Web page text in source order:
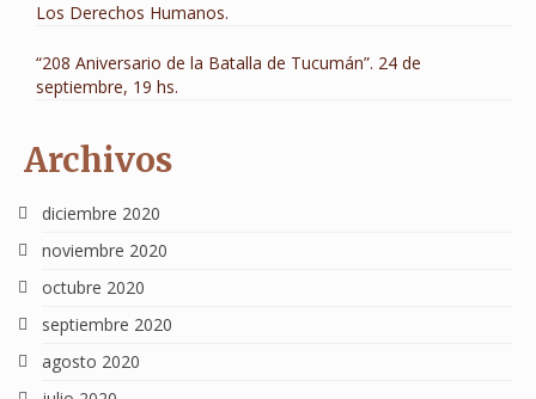
Los Derechos Humanos.
“208 Aniversario de la Batalla de Tucumán”. 24 de
septiembre, 19 hs.
Archivos
diciembre 2020
noviembre 2020
octubre 2020
septiembre 2020
agosto 2020